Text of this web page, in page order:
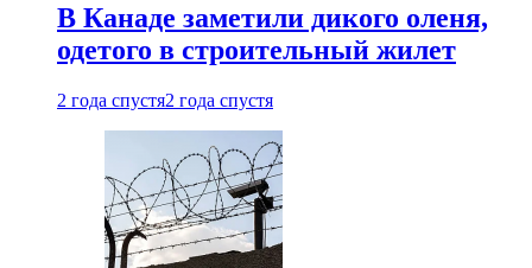
В Канаде заметили дикого оленя,
одетого в строительный жилет
2 года спустя2 года спустя